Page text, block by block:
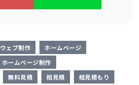
ウェブ制作
ホームページ
ホームページ制作
無料見積 相見積
相見積もり